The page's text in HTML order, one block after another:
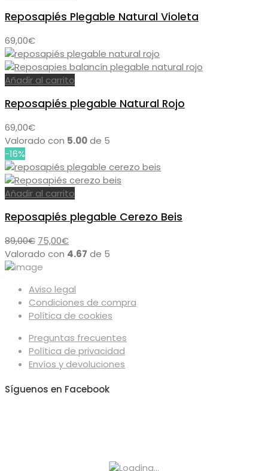
Reposapiés Plegable Natural Violeta
69,00€
Añadir al carrito
Reposapiés plegable Natural Rojo
69,00€
Valorado con 5.00de 5
-16%
Añadir al carrito
Reposapiés plegable Cerezo Beis
89,00€ El
precio
original
89,00€.
75,00€El
precio
75,00€.
Valorado con 4.67 de 5
Aviso legal
Condiciones de compra
Política de cookies
Preguntas frecuentes
Política de privacidad
Envíos y devoluciones
Síguenos en Facebook